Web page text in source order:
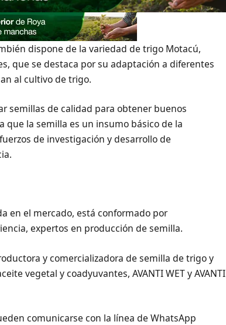
dispone de la variedad de trigo Motacú,
que se destaca por su adaptación a diferentes
al cultivo de trigo.
semillas de calidad para obtener buenos
la semilla es un insumo básico de la
de investigación y desarrollo de
en el mercado, está conformado por
expertos en producción de semilla.
y comercializadora de semilla de trigo y
vegetal y coadyuvantes, AVANTI WET y AVANTI
comunicarse con la línea de WhatsApp